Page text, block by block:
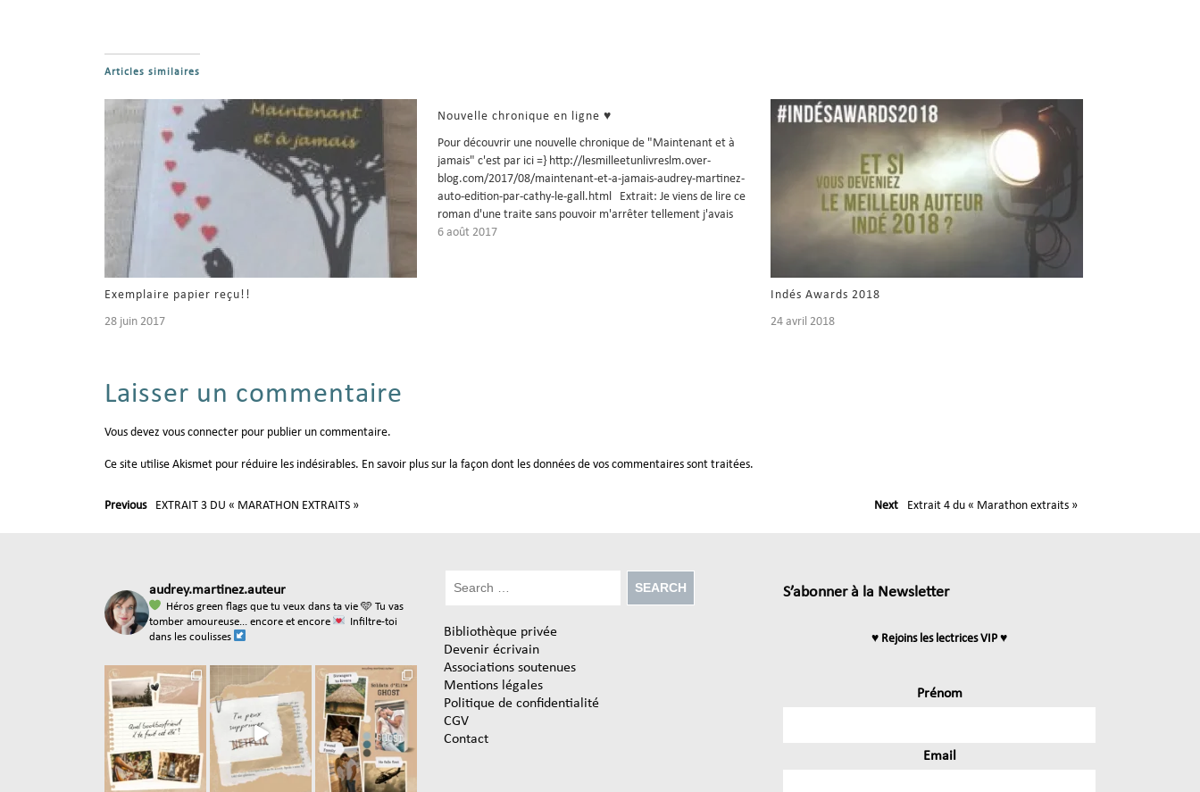
Articles similaires
Exemplaire papier reçu!!
28 juin 2017
Nouvelle chronique en ligne ♥
Pour découvrir une nouvelle chronique de "Maintenant et à
jamais" c'est par ici =} http://lesmilleetunlivreslm.over-
blog.com/2017/08/maintenant-et-a-jamais-audrey-martinez-
auto-edition-par-cathy-le-gall.html Extrait: Je viens de lire ce
roman d'une traite sans pouvoir m'arrêter tellement j'avais
envie de savoir la finalité de cette histoire et quelle
6 août 2017
Indés Awards 2018
24 avril 2018
Laisser un commentaire
Vous devez vous connecter pour publier un commentaire.
Ce site utilise Akismet pour réduire les indésirables. En savoir plus sur la façon dont les données de vos commentaires sont traitées.
Previous EXTRAIT 3 DU « MARATHON EXTRAITS » Next Extrait 4 du « Marathon extraits »
audrey.martinez.auteur
Héros green flags que tu veux dans ta vie 🩵 Tu vas
tomber amoureuse... encore et encore
Infiltre-toi
dans les coulisses
Bibliothèque privée
Devenir écrivain
Associations soutenues
Mentions légales
Politique de confidentialité
CGV
Contact
S’abonner à la Newsletter
♥ Rejoins les lectrices VIP ♥
Prénom
Email